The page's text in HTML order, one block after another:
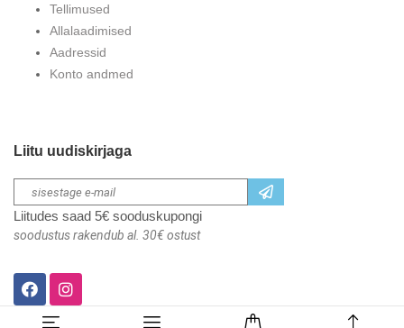
Tellimused
Allalaadimised
Aadressid
Konto andmed
Liitu uudiskirjaga
Liitudes saad 5€ sooduskupongi
soodustus rakendub al. 30€ ostust